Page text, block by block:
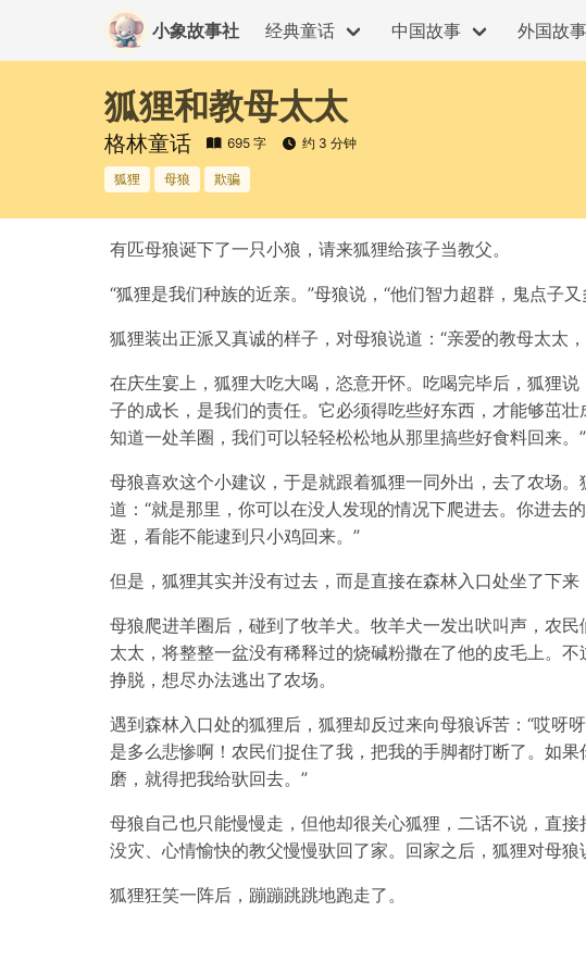
小象故事社 经典童话 中国故事 外国故事
狐狸和教母太太
格林童话 695 字 约 3 分钟
狐狸 母狼 欺骗
有匹母狼诞下了一只小狼，请来狐狸给孩子当教父。
“狐狸是我们种族的近亲。”母狼说，“他们智力超群，鬼点子
狐狸装出正派又真诚的样子，对母狼说道：“亲爱的教母太太
在庆生宴上，狐狸大吃大喝，恣意开怀。吃喝完毕后，狐狸
子的成长，是我们的责任。它必须得吃些好东西，才能够茁
知道一处羊圈，我们可以轻轻松松地从那里搞些好食料回来。”
母狼喜欢这个小建议，于是就跟着狐狸一同外出，去了农场
道：“就是那里，你可以在没人发现的情况下爬进去。你进去
逛，看能不能逮到只小鸡回来。”
但是，狐狸其实并没有过去，而是直接在森林入口处坐了下来
母狼爬进羊圈后，碰到了牧羊犬。牧羊犬一发出吠叫声，农
太太，将整整一盆没有稀释过的烧碱粉撒在了他的皮毛上。
挣脱，想尽办法逃出了农场。
遇到森林入口处的狐狸后，狐狸却反过来向母狼诉苦：“哎呀
是多么悲惨啊！农民们捉住了我，把我的手脚都打断了。如
磨，就得把我给驮回去。”
母狼自己也只能慢慢走，但他却很关心狐狸，二话不说，直
没灾、心情愉快的教父慢慢驮回了家。回家之后，狐狸对母
狐狸狂笑一阵后，蹦蹦跳跳地跑走了。